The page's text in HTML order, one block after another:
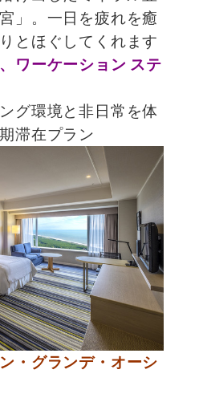
」。一日を疲れを癒
とほぐしてくれます
ワーケーション ステ
グ環境と非日常を体
滞在プラン
・グランデ・オーシ